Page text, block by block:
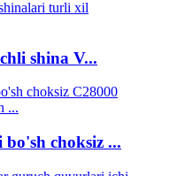
shina V...
choksiz ...